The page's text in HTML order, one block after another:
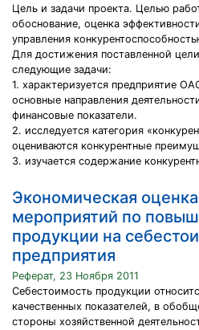
Цель и задачи проекта. Целью
обоснование, оценка
управления
Для достижения поставленной
следующие задачи:
1. характеризуется предприятие
основные направления
финансовые показатели.
2. исследуется категория
оцениваются конкурентные
3. изучается содержание
Экономическая
мероприятий по
продукции на
предприятия
Реферат, 23 Ноября 2011
Себестоимость продукции
качественных показателей, в
стороны хозяйственной